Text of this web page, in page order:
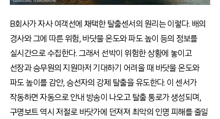
B회사가 자사 여객선에 채택한 탈출센서의 원리는 이렇다. 배의
경사와 그에 따른 위험, 바닷물 온도와 파도 높이 등의 정보를
실시간으로 수집한다. 그래서 선박이 위험한 상황에 놓이고
선장과 승무원의 지원마저 기대하기 어려울 때 바닷물 온도와
파도 높이를 감안, 승선자의 강제 탈출을 유도한다. 이 센서가
작동하면 자동으로 안내 방송이 나오고 탈출 통로가 생성되며,
구명보트 역시 저절로 바닷가에 던져져 최악의 인명 피해를 줄일